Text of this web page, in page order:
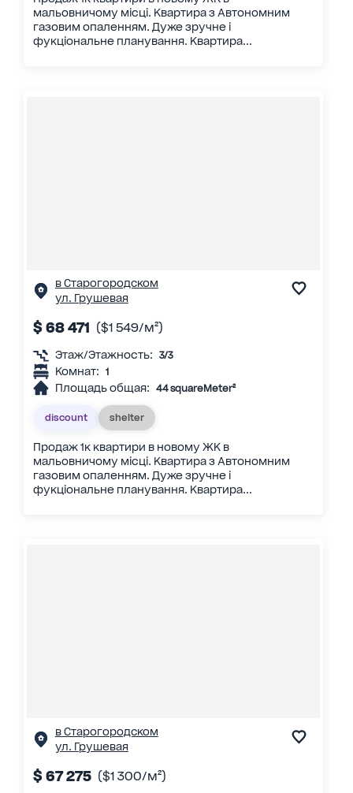
мальовничому місці. Квартира з Автономним
газовим опаленням. Дуже зручне і
фукціональне планування. Квартира...
в Старогородском
ул. Грушевая
$ 68 471 ($1 549/м²)
Этаж/Этажность: 3/3
Комнат: 1
Площадь общая: 44 squareMeter²
discount shelter
Продаж 1к квартири в новому ЖК в
мальовничому місці. Квартира з Автономним
газовим опаленням. Дуже зручне і
фукціональне планування. Квартира...
в Старогородском
ул. Грушевая
$ 67 275 ($1 300/м²)